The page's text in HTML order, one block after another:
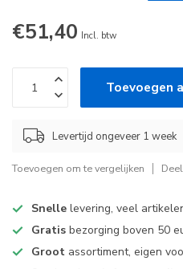
€51,40 Incl. btw
Toevoegen
Levertijd ongeveer 1 week
Toevoegen om te vergelijken
Snelle levering, veel
Gratis bezorging boven 50
Groot assortiment, eigen